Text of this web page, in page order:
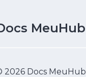
MeuHub
2026 Docs MeuHub